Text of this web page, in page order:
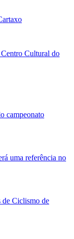
Cultural do
campeonato
uma referência no
de Ciclismo de